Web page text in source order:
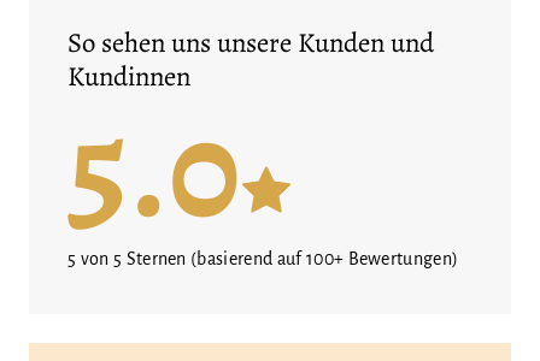
So sehen uns unsere Kunden und
Kundinnen
5.0
5 von 5 Sternen (basierend auf 100+ Bewertungen)